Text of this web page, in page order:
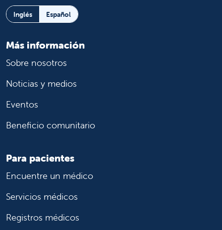
Inglés Español
Más información
Sobre nosotros
Noticias y medios
Eventos
Beneficio comunitario
Para pacientes
Encuentre un médico
Servicios médicos
Registros médicos